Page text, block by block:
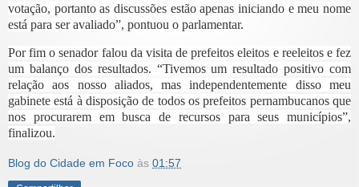
votação, portanto as discussões estão apenas iniciando e meu nome
está para ser avaliado”, pontuou o parlamentar.
Por fim o senador falou da visita de prefeitos eleitos e reeleitos e fez
um balanço dos resultados. “Tivemos um resultado positivo com
relação aos nosso aliados, mas independentemente disso meu
gabinete está à disposição de todos os prefeitos pernambucanos que
nos procurarem em busca de recursos para seus municípios”,
finalizou.
Blog do Cidade em Foco às 01:57